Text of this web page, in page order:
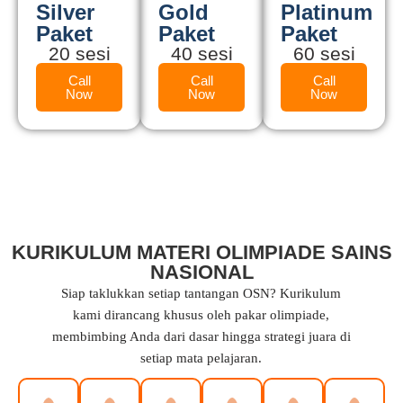
Silver
Paket
20 sesi
Call
Now
Gold
Paket
40 sesi
Call
Now
Platinum
Paket
60 sesi
Call
Now
KURIKULUM MATERI OLIMPIADE SAINS
NASIONAL
Siap taklukkan setiap tantangan OSN? Kurikulum
kami dirancang khusus oleh pakar olimpiade,
membimbing Anda dari dasar hingga strategi juara di
setiap mata pelajaran.